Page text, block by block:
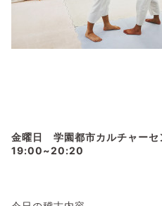
金曜日 学園都市カルチャー
19:00~20:20